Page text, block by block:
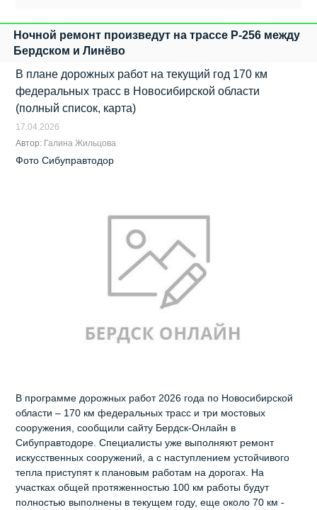
Ночной ремонт произведут на трассе Р-256 между
Бердском и Линёво
В плане дорожных работ на текущий год 170 км
федеральных трасс в Новосибирской области
(полный список, карта)
17.04.2026
Автор: Галина Жильцова
Фото Сибуправтодор
В программе дорожных работ 2026 года по Новосибирской
области – 170 км федеральных трасс и три мостовых
сооружения, сообщили сайту Бердск-Онлайн в
Сибуправтодоре. Специалисты уже выполняют ремонт
искусственных сооружений, а с наступлением устойчивого
тепла приступят к плановым работам на дорогах. На
участках общей протяженностью 100 км работы будут
полностью выполнены в текущем году, еще около 70 км -